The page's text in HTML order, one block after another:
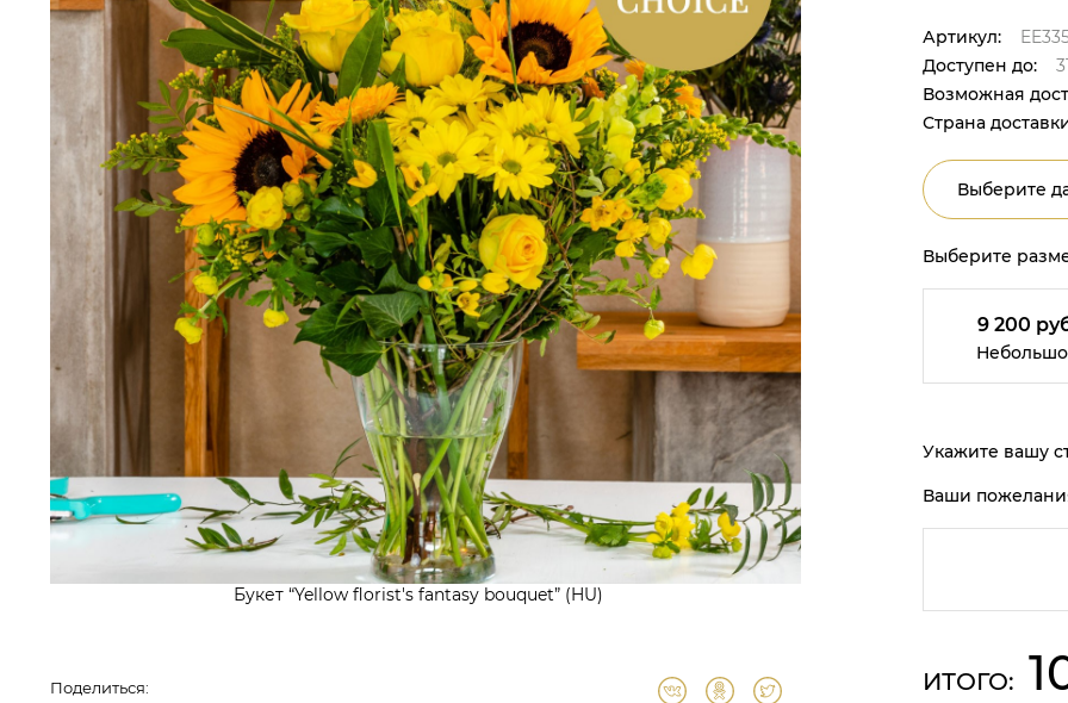
Букет “Yellow florist's fantasy bouquet” (HU)
Поделиться:
Артикул:
Доступен до:
Возможная
Страна
Выберите
Выберите
9 200
Укажите вашу
Ваши
ИТОГО: